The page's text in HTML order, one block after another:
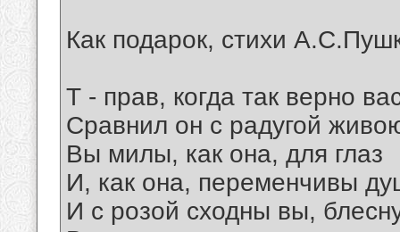
Как подарок, стихи
Т - прав, когда так верно
Сравнил он с радугой
Вы милы, как она, для глаз
И, как она, переменчивы
И с розой сходны вы,